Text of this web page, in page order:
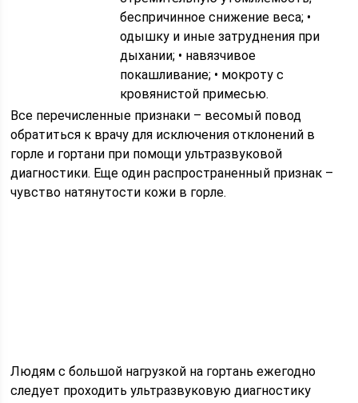
беспричинное снижение веса; •
одышку и иные затруднения при
дыхании; • навязчивое
покашливание; • мокроту с
кровянистой примесью.
Все перечисленные признаки – весомый повод
обратиться к врачу для исключения отклонений в
горле и гортани при помощи ультразвуковой
диагностики. Еще один распространенный признак –
чувство натянутости кожи в горле.
Людям с большой нагрузкой на гортань ежегодно
следует проходить ультразвуковую диагностику